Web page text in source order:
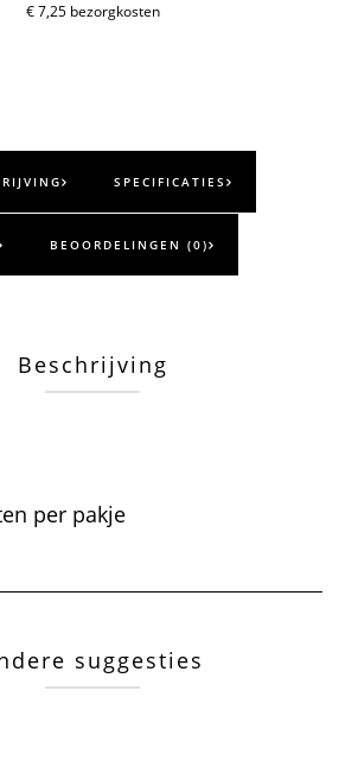
€ 7,25 bezorgkosten
SPECIFICATIES
BEOORDELINGEN (0)
Beschrijving
per pakje
suggesties